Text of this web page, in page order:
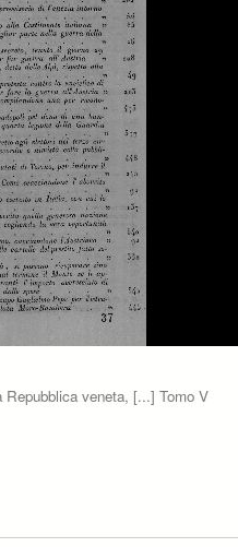
veneta, [...] Tomo V